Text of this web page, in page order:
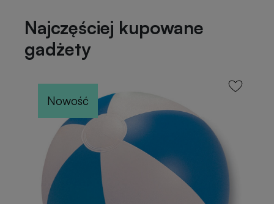
Najczęściej kupowane
gadżety
Nowość